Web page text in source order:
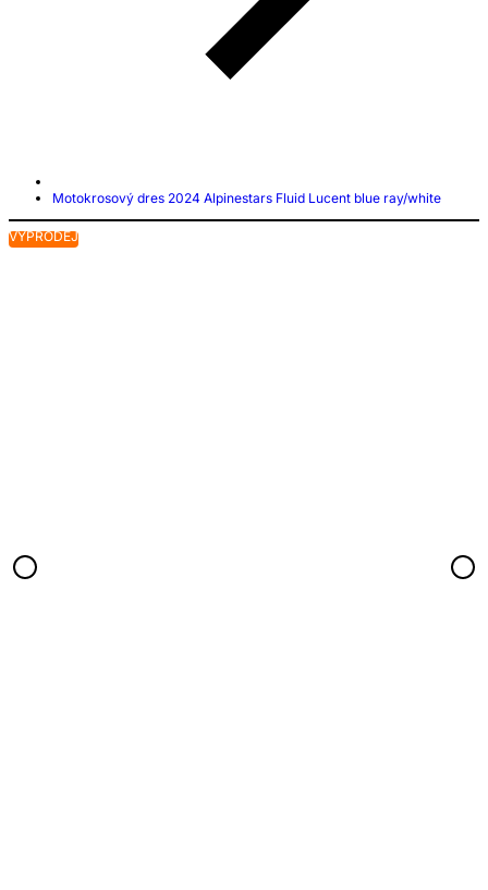
Motokrosový dres 2024 Alpinestars Fluid Lucent blue ray/white
VÝPRODEJ